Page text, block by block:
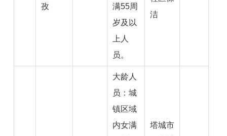
孜
满55周
岁及以
上人
员。
洁
大龄人
员：城
镇区域
内女满
塔城市